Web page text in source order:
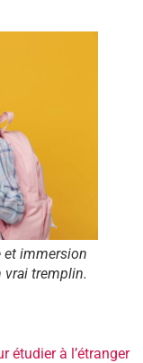
et immersion
vrai tremplin.
étudier à l’étranger